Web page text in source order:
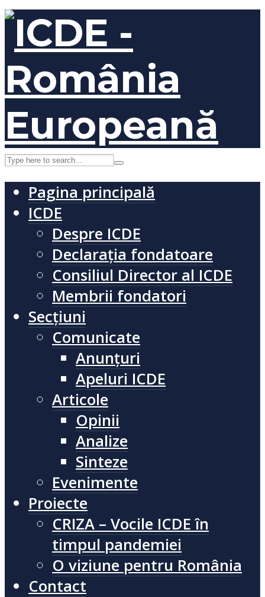
Pagina principală
ICDE
Despre ICDE
Declarația fondatoare
Consiliul Director al ICDE
Membrii fondatori
Secțiuni
Comunicate
Anunțuri
Apeluri ICDE
Articole
Opinii
Analize
Sinteze
Evenimente
Proiecte
CRIZA – Vocile ICDE în
timpul pandemiei
O viziune pentru România
Contact